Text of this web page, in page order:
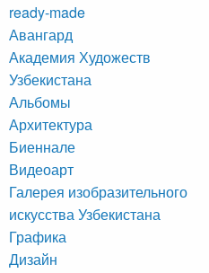
ready-made
Авангард
Академия Художеств
Узбекистана
Альбомы
Архитектура
Биеннале
Видеоарт
Галерея изобразительного
искусства Узбекистана
Графика
Дизайн